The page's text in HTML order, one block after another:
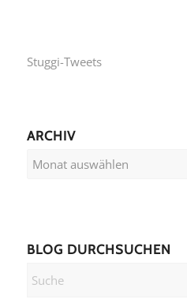
Stuggi-Tweets
ARCHIV
BLOG DURCHSUCHEN